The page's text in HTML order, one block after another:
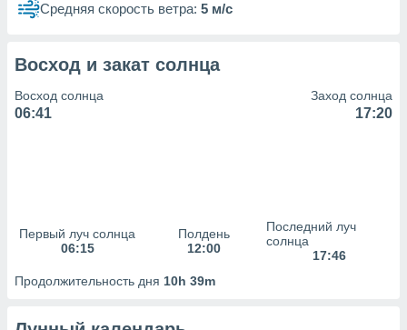
наших 1199
Средняя скорость ветра: 5 м/с
Восход и закат солнца
Восход солнца
06:41
Заход солнца
17:20
Первый луч солнца
06:15
Полдень
12:00
Последний луч
солнца
17:46
Продолжительность дня 10h 39m